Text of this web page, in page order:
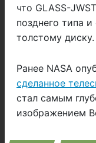
что GLASS-
позднего типа
толстому диску.
Ранее NASA
сделанное
стал самым
изображением